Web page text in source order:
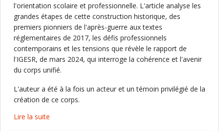
l'orientation scolaire et professionnelle. L'article analyse les
grandes étapes de cette construction historique, des
premiers pionniers de l'après-guerre aux textes
réglementaires de 2017, les défis professionnels
contemporains et les tensions que révèle le rapport de
l'IGESR, de mars 2024, qui interroge la cohérence et l'avenir
du corps unifié.
L'auteur a été à la fois un acteur et un témoin privilégié de la
création de ce corps.
Lire la suite